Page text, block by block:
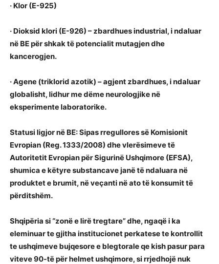
· Klor (E-925)
· Dioksid klori (E-926) – zbardhues industrial, i ndaluar
në BE për shkak të potencialit mutagjen dhe
kancerogjen.
· Agene (triklorid azotik) – agjent zbardhues, i ndaluar
globalisht, lidhur me dëme neurologjike në
eksperimente laboratorike.
Statusi ligjor në BE: Sipas rregullores së Komisionit
Evropian (Reg. 1333/2008) dhe vlerësimeve të
Autoritetit Evropian për Sigurinë Ushqimore (EFSA),
shumica e këtyre substancave janë të ndaluara në
produktet e brumit, në veçanti në ato të konsumit të
përditshëm.
Shqipëria si “zonë e lirë tregtare” dhe, ngaqë i ka
eleminuar te gjitha institucionet perkatese te kontrollit
te ushqimeve bujqesore e blegtorale qe kish pasur para
viteve 90-të për helmet ushqimore, si rrjedhojë nuk